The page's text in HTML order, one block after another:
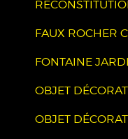
FAUX ROCHER
FONTAINE
OBJET
OBJET